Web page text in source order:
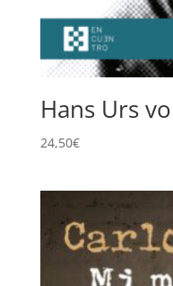
Hans Urs
24,50€